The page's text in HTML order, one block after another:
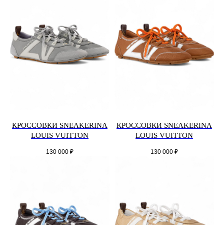
КРОССОВКИ SNEAKERINA
LOUIS VUITTON
130 000 ₽
КРОССОВКИ SNEAKERINA
LOUIS VUITTON
130 000 ₽